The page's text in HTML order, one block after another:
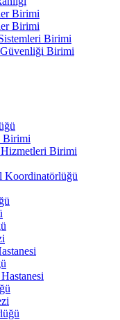
Birimi
Birimi
Birimi
Güvenliği Birimi
Birimi
Birimi
Koordinatörlüğü